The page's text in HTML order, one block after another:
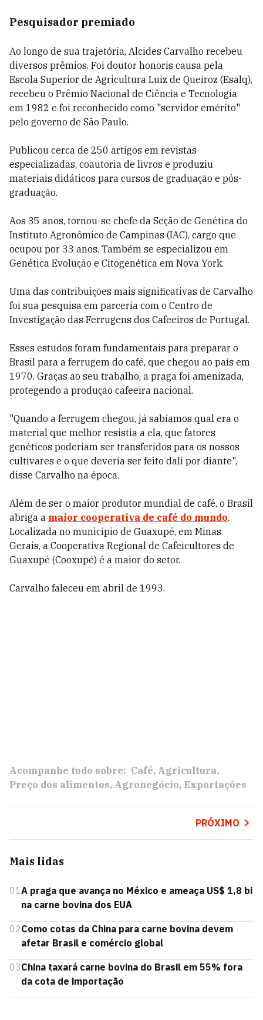
Pesquisador premiado
Ao longo de sua trajetória, Alcides Carvalho recebeu
diversos prêmios. Foi doutor honoris causa pela
Escola Superior de Agricultura Luiz de Queiroz (Esalq),
recebeu o Prêmio Nacional de Ciência e Tecnologia
em 1982 e foi reconhecido como "servidor emérito"
pelo governo de São Paulo.
Publicou cerca de 250 artigos em revistas
especializadas, coautoria de livros e produziu
materiais didáticos para cursos de graduação e pós-
graduação.
Aos 35 anos, tornou-se chefe da Seção de Genética do
Instituto Agronômico de Campinas (IAC), cargo que
ocupou por 33 anos. Também se especializou em
Genética Evolução e Citogenética em Nova York.
Uma das contribuições mais significativas de Carvalho
foi sua pesquisa em parceria com o Centro de
Investigação das Ferrugens dos Cafeeiros de Portugal.
Esses estudos foram fundamentais para preparar o
Brasil para a ferrugem do café, que chegou ao país em
1970. Graças ao seu trabalho, a praga foi amenizada,
protegendo a produção cafeeira nacional.
"Quando a ferrugem chegou, já sabíamos qual era o
material que melhor resistia a ela, que fatores
genéticos poderiam ser transferidos para os nossos
cultivares e o que deveria ser feito dali por diante",
disse Carvalho na época.
Além de ser o maior produtor mundial de café, o Brasil
abriga a maior cooperativa de café do mundo.
Localizada no município de Guaxupé, em Minas
Gerais, a Cooperativa Regional de Cafeicultores de
Guaxupé (Cooxupé) é a maior do setor.
Carvalho faleceu em abril de 1993.
Acompanhe tudo sobre: Café Agricultura
Preço dos alimentos Agronegócio Exportações
PRÓXIMO
Mais lidas
01A praga que avança no México e ameaça US$ 1,8 bi
na carne bovina dos EUA
02Como cotas da China para carne bovina devem
afetar Brasil e comércio global
03China taxará carne bovina do Brasil em 55% fora
da cota de importação